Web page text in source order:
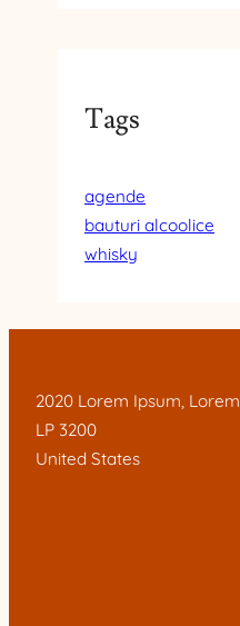
Tags
agende
bauturi alcoolice
whisky
2020 Lorem Ipsum, Lorem
LP 3200
United States